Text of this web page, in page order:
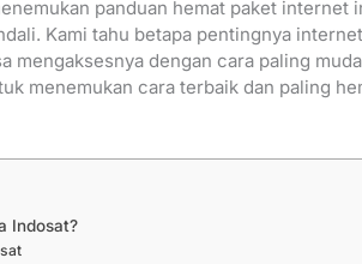
panduan hemat paket internet
Kami tahu betapa pentingnya
mengaksesnya dengan cara paling
menemukan cara terbaik dan paling
Indosat?